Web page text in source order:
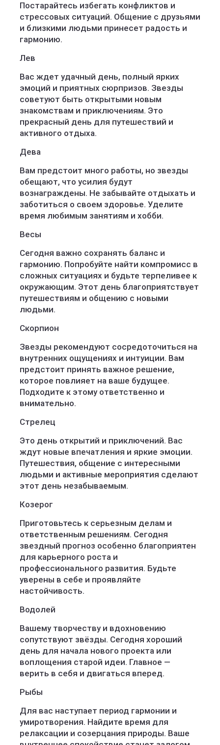
Постарайтесь избегать конфликтов и
стрессовых ситуаций. Общение с друзьями
и близкими людьми принесет радость и
гармонию.
Лев
Вас ждет удачный день, полный ярких
эмоций и приятных сюрпризов. Звезды
советуют быть открытыми новым
знакомствам и приключениям. Это
прекрасный день для путешествий и
активного отдыха.
Дева
Вам предстоит много работы, но звезды
обещают, что усилия будут
вознаграждены. Не забывайте отдыхать и
заботиться о своем здоровье. Уделите
время любимым занятиям и хобби.
Весы
Сегодня важно сохранять баланс и
гармонию. Попробуйте найти компромисс в
сложных ситуациях и будьте терпеливее к
окружающим. Этот день благоприятствует
путешествиям и общению с новыми
людьми.
Скорпион
Звезды рекомендуют сосредоточиться на
внутренних ощущениях и интуиции. Вам
предстоит принять важное решение,
которое повлияет на ваше будущее.
Подходите к этому ответственно и
внимательно.
Стрелец
Это день открытий и приключений. Вас
ждут новые впечатления и яркие эмоции.
Путешествия, общение с интересными
людьми и активные мероприятия сделают
этот день незабываемым.
Козерог
Приготовьтесь к серьезным делам и
ответственным решениям. Сегодня
звездный прогноз особенно благоприятен
для карьерного роста и
профессионального развития. Будьте
уверены в себе и проявляйте
настойчивость.
Водолей
Вашему творчеству и вдохновению
сопутствуют звёзды. Сегодня хороший
день для начала нового проекта или
воплощения старой идеи. Главное —
верить в себя и двигаться вперед.
Рыбы
Для вас наступает период гармонии и
умиротворения. Найдите время для
релаксации и созерцания природы. Ваше